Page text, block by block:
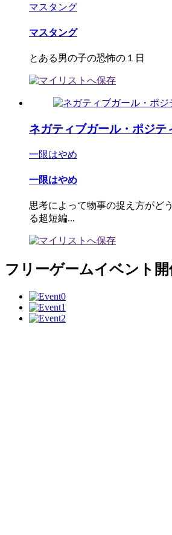
マスタング
マスタング
とある男の子の恐怖の１日
ネガティブガール・ポジテ
一限はやめ
一限はやめ
思考によって物事の捉え方がど
る超短編...
フリーゲームイベント開